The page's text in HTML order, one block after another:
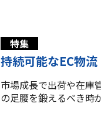
特集
持続可能なEC物流
市場成長で出荷や在庫
の足腰を鍛えるべき時